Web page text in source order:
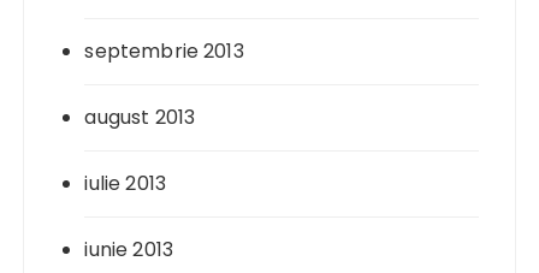
septembrie 2013
august 2013
iulie 2013
iunie 2013